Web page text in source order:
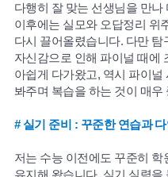
다행히 잘 맞는 선생님을 만
이후에는 실모와 오답정리 위
다시 끌어올렸습니다. 다만
자신감으로 인해 파이널 때에
아쉽게 다가왔고, 역시 파이
봐주며 복습을 하는 것이 매우
# 실기 준비 : 꾸준한 연습과
저는 수능 이전에도 꾸준히
유지해 왔습니다. 실기 실력